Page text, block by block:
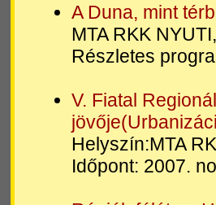
A Duna, mint
MTA RKK
Részletes
V. Fiatal
Helyszín:MTA
Időpont: 2007.